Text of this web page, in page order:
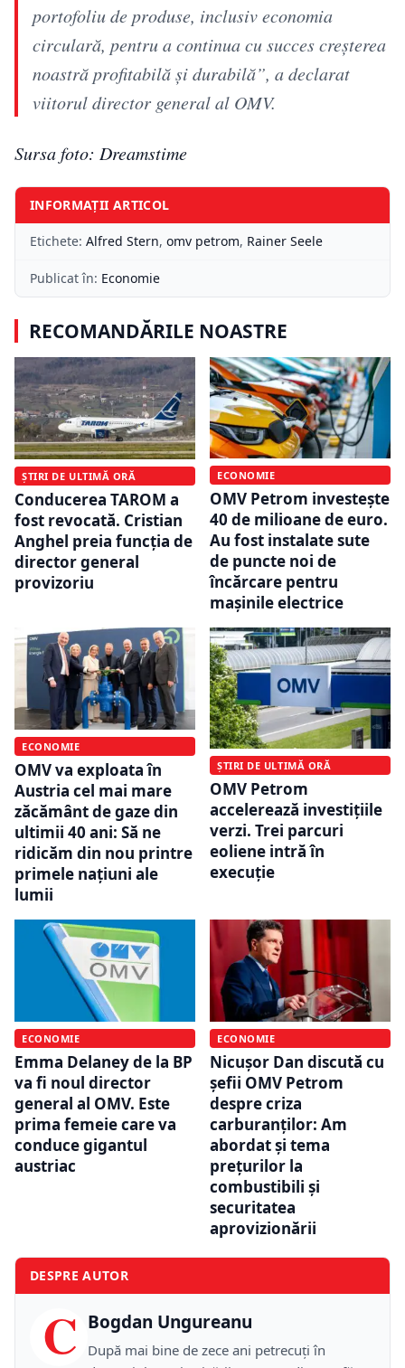
portofoliu de produse, inclusiv economia
circulară, pentru a continua cu succes creşterea
noastră profitabilă şi durabilă”, a declarat
viitorul director general al OMV.
Sursa foto: Dreamstime
INFORMAȚII ARTICOL
Etichete: Alfred Stern, omv petrom, Rainer Seele
Publicat în: Economie
RECOMANDĂRILE NOASTRE
ȘTIRI DE ULTIMĂ ORĂ
Conducerea TAROM a
fost revocată. Cristian
Anghel preia funcția de
director general
provizoriu
ECONOMIE
OMV Petrom investește
40 de milioane de euro.
Au fost instalate sute
de puncte noi de
încărcare pentru
mașinile electrice
ECONOMIE
OMV va exploata în
Austria cel mai mare
zăcământ de gaze din
ultimii 40 ani: Să ne
ridicăm din nou printre
primele națiuni ale
lumii
ȘTIRI DE ULTIMĂ ORĂ
OMV Petrom
accelerează investițiile
verzi. Trei parcuri
eoliene intră în
execuție
ECONOMIE
Emma Delaney de la BP
va fi noul director
general al OMV. Este
prima femeie care va
conduce gigantul
austriac
ECONOMIE
Nicușor Dan discută cu
șefii OMV Petrom
despre criza
carburanților: Am
abordat şi tema
preţurilor la
combustibili şi
securitatea
aprovizionării
DESPRE AUTOR
C Bogdan Ungureanu
După mai bine de zece ani petrecuţi în